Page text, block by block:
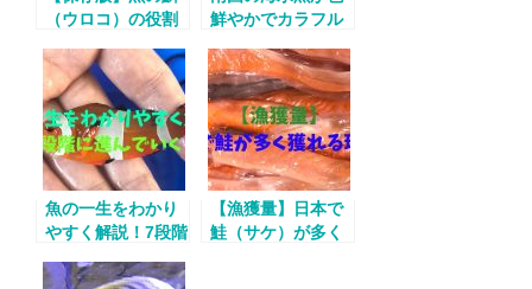
（ウロコ）の役割
鮮やかでカラフル
魚の一生をわかり
やすく解説！7段階
【漁獲量】日本で
鮭（サケ）が多く